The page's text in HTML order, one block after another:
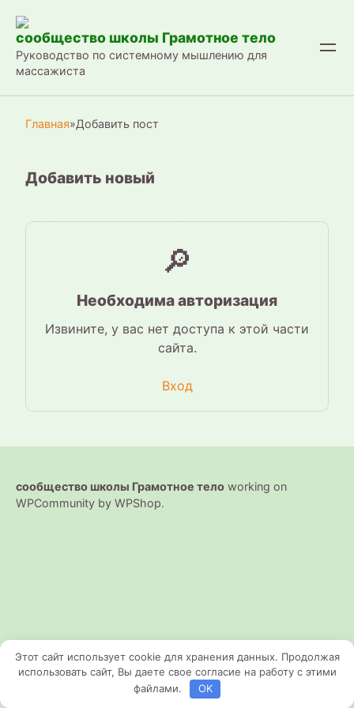
контенту
сообщество школы Грамотное тело
Руководство по системному мышлению для
массажиста
Главная»Добавить пост
Добавить новый
🔎
Необходима авторизация
Извините, у вас нет доступа к этой части
сайта.
Вход
сообщество школы Грамотное тело working on
WPCommunity by WPShop.
Этот сайт использует cookie для хранения данных. Продолжая
использовать сайт, Вы даете свое согласие на работу с этими
файлами.
OK